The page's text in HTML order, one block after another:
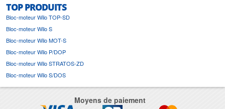
TOP PRODUITS
Bloc-moteur Wilo TOP-SD
Bloc-moteur Wilo S
Bloc-moteur Wilo MOT-S
Bloc-moteur Wilo P/DOP
Bloc-moteur Wilo STRATOS-ZD
Bloc-moteur Wilo S/DOS
Moyens de paiement